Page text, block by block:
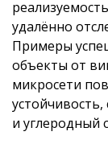
удалённо
Примеры
объекты от
микросети
и углеродный